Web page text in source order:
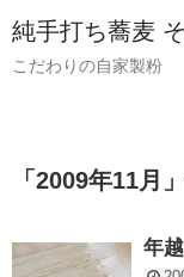
純手打ち蕎麦
こだわりの自家製粉
「 2009年11月 」
年